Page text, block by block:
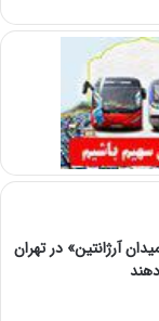
آرژانتین» در تهران